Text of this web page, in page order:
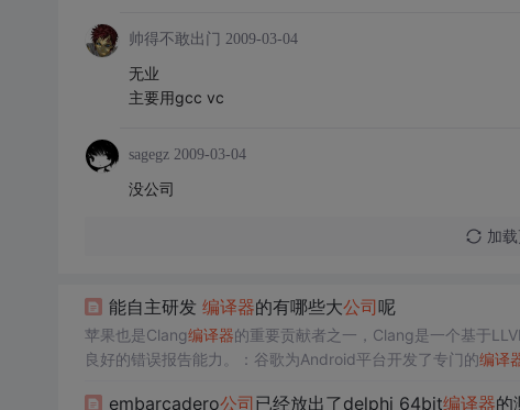
帅得不敢出门 2009-03-04
无业
主要用gcc vc
sagegz 2009-03-04
没公司
加
能自主研发 编译器的有哪些大公司呢
苹果也是Clang编译器的重要贡献者之一，Clang是一个基于
良好的错误报告能力。：谷歌为Android平台开发了专门的编译
embarcadero公司 已经放出了delphi 64bit编译器的